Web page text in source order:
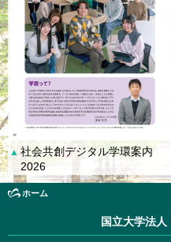
▲ 社会共創デジタル学環案内
2026
ホーム
国立大学法人